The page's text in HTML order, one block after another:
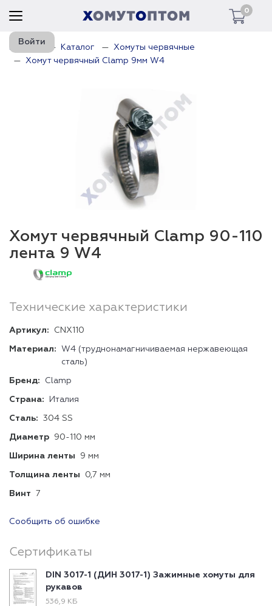
0
Войти
Главная Каталог
Хомуты червячные
Хомут червячный Clamp 9мм W4
Хомут червячный Clamp 90-110
лента 9 W4
Технические характеристики
Артикул: CNX110
Материал:
W4 (труднонамагничиваемая нержавеющая
сталь)
Бренд: Clamp
Страна: Италия
Сталь: 304 SS
Диаметр 90-110 мм
Ширина ленты 9 мм
Толщина ленты 0,7 мм
Винт 7
Сообщить об ошибке
Сертификаты
DIN 3017-1 (ДИН 3017-1) Зажимные хомуты для
рукавов
536,9 КБ